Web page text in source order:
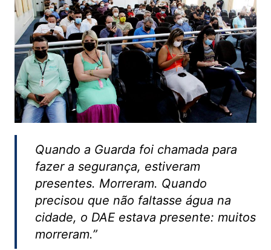
Quando a Guarda foi chamada para
fazer a segurança, estiveram
presentes. Morreram. Quando
precisou que não faltasse água na
cidade, o DAE estava presente: muitos
morreram.”